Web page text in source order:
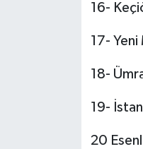
16-
17-
18-
19-
20